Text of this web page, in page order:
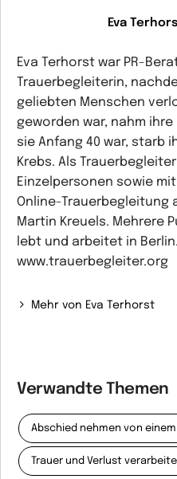
Eva
Eva Terhorst war PR-
Trauerbegleiterin,
geliebten Menschen
geworden war, nahm
sie Anfang 40 war, starb
Krebs. Als
Einzelpersonen sowie
Online-Trauerbegleitung
Martin Kreuels. Mehrere
lebt und arbeitet in
www.trauerbegleiter.org
Mehr von Eva Terhorst
Verwandte Themen
Abschied nehmen von
Trauer und Verlust